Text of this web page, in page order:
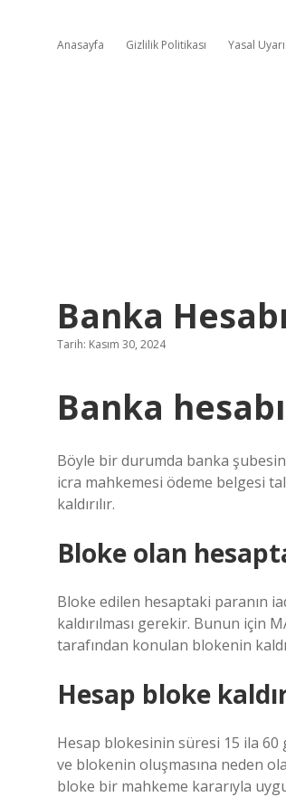
Anasayfa Gizlilik Politikası Yasal Uyarı
Banka
Tarih: Kasım 30, 2024
Banka
Böyle bir durumda banka
icra mahkemesi ödeme belgesi
kaldırılır.
Bloke olan
Bloke edilen hesaptaki paranın
kaldırılması gerekir. Bunun için
tarafından konulan blokenin
Hesap bloke
Hesap blokesinin süresi 15 ila
ve blokenin oluşmasına neden
bloke bir mahkeme kararıyla